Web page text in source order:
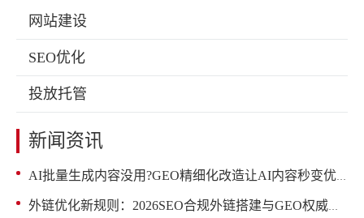
网站建设
SEO优化
投放托管
新闻资讯
AI批量生成内容没用?GEO精细化改造让AI内容秒变优质源码
外链优化新规则：2026SEO合规外链搭建与GEO权威赋能